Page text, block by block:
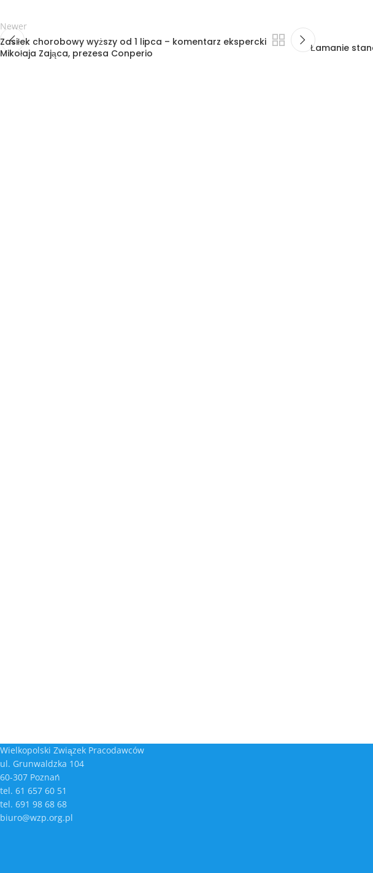
Newer
Zasiłek chorobowy wyższy od 1 lipca – komentarz ekspercki
Mikołaja Zająca, prezesa Conperio
Łamanie
Wielkopolski Związek Pracodawców
ul. Grunwaldzka 104
60-307 Poznań
tel. 61 657 60 51
tel. 691 98 68 68
biuro@wzp.org.pl